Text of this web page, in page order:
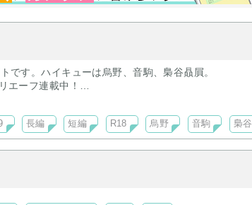
です。ハイキューは烏野、音駒、梟谷贔屓。
エーフ連載中！
ズ（短編）「彼女のプロポーズしてみた」などなど
てます❤
長編 短編 R18 烏野 音駒 梟谷